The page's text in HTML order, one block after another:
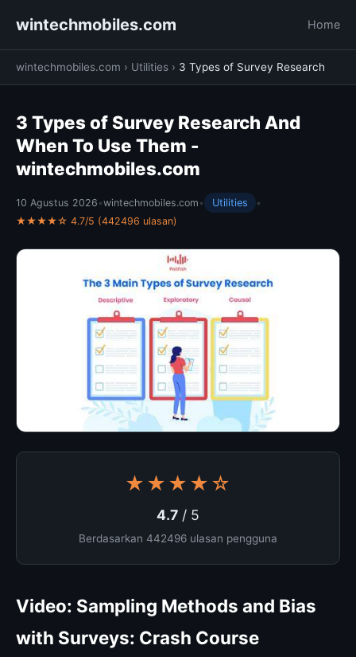
wintechmobiles.com Home
wintechmobiles.com › Utilities › 3 Types of Survey Research
3 Types of Survey Research And
When To Use Them -
wintechmobiles.com
10 Agustus 2026 •wintechmobiles.com • Utilities
•
★★★★☆ 4.7/5 (442496 ulasan)
★★★★☆
4.7 / 5
Berdasarkan 442496 ulasan pengguna
Video: Sampling Methods and Bias
with Surveys: Crash Course